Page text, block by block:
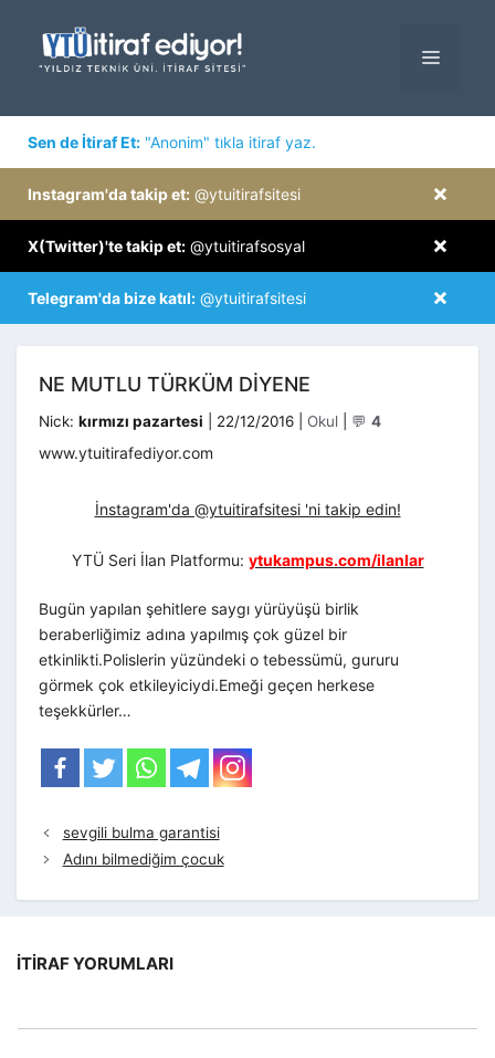
MENÜ
Sen de İtiraf Et: "Anonim" tıkla itiraf yaz.
×
Instagram'da takip et: @ytuitirafsitesi
×
X(Twitter)'te takip et: @ytuitirafsosyal
×
Telegram'da bize katıl: @ytuitirafsitesi
NE MUTLU TÜRKÜM DIYENE
Nick: kırmızı pazartesi 22/12/2016 Kategoriler
Okul 💬 4
www.ytuitirafediyor.com
İnstagram'da @ytuitirafsitesi 'ni takip edin!
YTÜ Seri İlan Platformu: ytukampus.com/ilanlar
Bugün yapılan şehitlere saygı yürüyüşü birlik
beraberliğimiz adına yapılmış çok güzel bir
etkinlikti.Polislerin yüzündeki o tebessümü, gururu
görmek çok etkileyiciydi.Emeği geçen herkese
teşekkürler…
sevgili bulma garantisi
Adını bilmediğim çocuk
İTIRAF YORUMLARI